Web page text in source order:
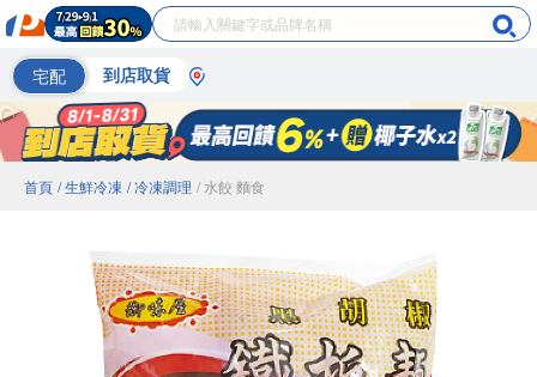
宅配 到店取貨
首頁 / 生鮮冷凍 / 冷凍調理 / 水餃 麵食